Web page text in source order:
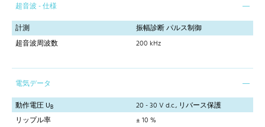
超音波 - 仕様
計測
振幅診断 パルス制御
超音波周波数
200 kHz
電気データ
動作電圧 UB
20 - 30 V d.c., リバース保護
リップル率
± 10 %